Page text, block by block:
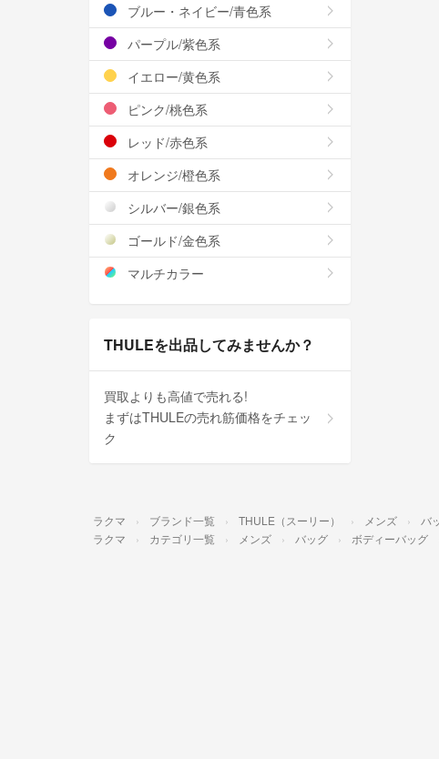
ブルー・ネイビー/青色系
パープル/紫色系
イエロー/黄色系
ピンク/桃色系
レッド/赤色系
オレンジ/橙色系
シルバー/銀色系
ゴールド/金色系
マルチカラー
THULEを出品してみませんか？
買取よりも高値で売れる!
まずはTHULEの売れ筋価格をチェッ
ク
ラクマ ブランド一覧 THULE（スーリー） メンズ バ
ラクマ カテゴリ一覧 メンズ バッグ ボディーバッグ